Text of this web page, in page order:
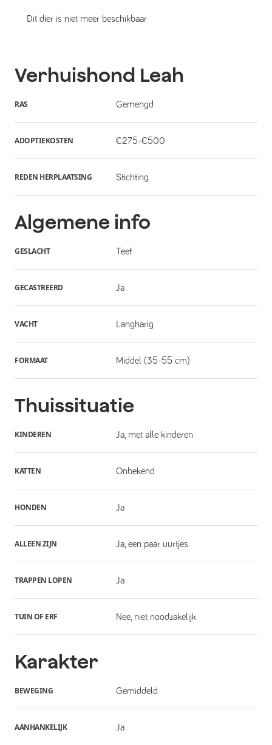
Dit dier is niet meer beschikbaar
Verhuishond Leah
RAS Gemengd
ADOPTIEKOSTEN €275-€500
REDEN HERPLAATSING Stichting
Algemene info
GESLACHT Teef
GECASTREERD Ja
VACHT Langharig
FORMAAT Middel (35-55 cm)
Thuissituatie
KINDEREN Ja, met alle kinderen
KATTEN Onbekend
HONDEN Ja
ALLEEN ZIJN Ja, een paar uurtjes
TRAPPEN LOPEN Ja
TUIN OF ERF Nee, niet noodzakelijk
Karakter
BEWEGING Gemiddeld
AANHANKELIJK Ja